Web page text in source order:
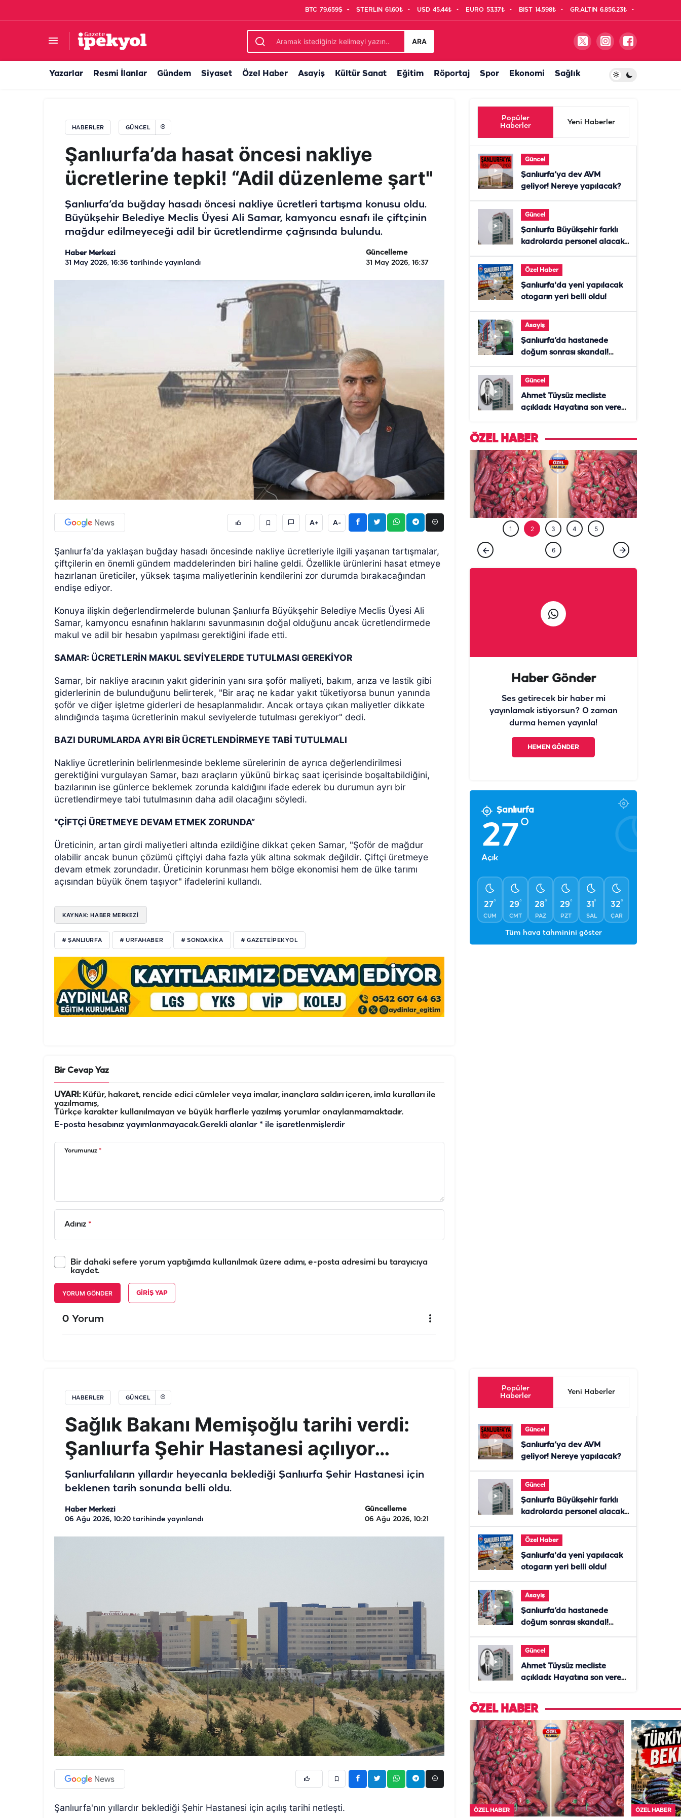
BTC 79.659$ STERLIN 61,60₺ USD 45,44₺ EURO 53,37₺ BIST 14.598₺ GR.ALTIN 6.856,23₺
ARA
Yazarlar Resmi İlanlar Gündem Siyaset Özel Haber Asayiş Kültür Sanat Eğitim Röportaj Spor Ekonomi Sağlık
HABERLER GÜNCEL
Şanlıurfa’da hasat öncesi nakliye
ücretlerine tepki! “Adil düzenleme şart"
Şanlıurfa’da buğday hasadı öncesi nakliye ücretleri tartışma konusu oldu.
Büyükşehir Belediye Meclis Üyesi Ali Samar, kamyoncu esnafı ile çiftçinin
mağdur edilmeyeceği adil bir ücretlendirme çağrısında bulundu.
Haber Merkezi
31 May 2026, 16:36 tarihinde yayınlandı
Güncelleme
31 May 2026, 16:37
A+ A-
Şanlıurfa'da yaklaşan buğday hasadı öncesinde nakliye ücretleriyle ilgili yaşanan tartışmalar,
çiftçilerin en önemli gündem maddelerinden biri haline geldi. Özellikle ürünlerini hasat etmeye
hazırlanan üreticiler, yüksek taşıma maliyetlerinin kendilerini zor durumda bırakacağından
endişe ediyor.
Konuya ilişkin değerlendirmelerde bulunan Şanlıurfa Büyükşehir Belediye Meclis Üyesi Ali
Samar, kamyoncu esnafının haklarını savunmasının doğal olduğunu ancak ücretlendirmede
makul ve adil bir hesabın yapılması gerektiğini ifade etti.
SAMAR: ÜCRETLERİN MAKUL SEVİYELERDE TUTULMASI GEREKİYOR
Samar, bir nakliye aracının yakıt giderinin yanı sıra şoför maliyeti, bakım, arıza ve lastik gibi
giderlerinin de bulunduğunu belirterek, "Bir araç ne kadar yakıt tüketiyorsa bunun yanında
şoför ve diğer işletme giderleri de hesaplanmalıdır. Ancak ortaya çıkan maliyetler dikkate
alındığında taşıma ücretlerinin makul seviyelerde tutulması gerekiyor" dedi.
BAZI DURUMLARDA AYRI BİR ÜCRETLENDİRMEYE TABİ TUTULMALI
Nakliye ücretlerinin belirlenmesinde bekleme sürelerinin de ayrıca değerlendirilmesi
gerektiğini vurgulayan Samar, bazı araçların yükünü birkaç saat içerisinde boşaltabildiğini,
bazılarının ise günlerce beklemek zorunda kaldığını ifade ederek bu durumun ayrı bir
ücretlendirmeye tabi tutulmasının daha adil olacağını söyledi.
“ÇİFTÇİ ÜRETMEYE DEVAM ETMEK ZORUNDA”
Üreticinin, artan girdi maliyetleri altında ezildiğine dikkat çeken Samar, "Şoför de mağdur
olabilir ancak bunun çözümü çiftçiyi daha fazla yük altına sokmak değildir. Çiftçi üretmeye
devam etmek zorundadır. Üreticinin korunması hem bölge ekonomisi hem de ülke tarımı
açısından büyük önem taşıyor" ifadelerini kullandı.
KAYNAK: HABER MERKEZI
# ŞANLIURFA # URFAHABER # SONDAKIKA # GAZETEIPEKYOL
Bir Cevap Yaz
UYARI:Küfür, hakaret, rencide edici cümleler veya imalar, inançlara saldırı içeren, imla kuralları ile
yazılmamış,
Türkçe karakter kullanılmayan ve büyük harflerle yazılmış yorumlar onaylanmamaktadır.
E-posta hesabınız yayımlanmayacak.Gerekli alanlar * ile işaretlenmişlerdir
Yorumunuz *
Adınız *
Bir dahaki sefere yorum yaptığımda kullanılmak üzere adımı, e-posta adresimi bu tarayıcıya
kaydet.
YORUM GÖNDER GIRIŞ YAP
0 Yorum
Popüler
Haberler
Yeni Haberler
Güncel
Şanlıurfa’ya dev AVM
geliyor! Nereye yapılacak?
Güncel
Şanlıurfa Büyükşehir farklı
kadrolarda personel alacak!
Özel Haber
Şanlıurfa'da yeni yapılacak
otogarın yeri belli oldu!
Asayiş
Şanlıurfa’da hastanede
doğum sonrası skandal!
Güncel
Ahmet Tüysüz mecliste
açıkladı: Hayatına son veren
ÖZEL HABER
ÖZEL HABER ÖZEL HABER
Urfalılara kötü haber: Acısı yetmedi, fiyatı
1 2 3 4 5
6
Haber Gönder
Ses getirecek bir haber mi
yayınlamak istiyorsun? O zaman
durma hemen yayınla!
HEMEN GÖNDER
Şanlıurfa
27°
Açık
27°
CUM
29°
CMT
28°
PAZ
29°
PZT
31°
SAL
32°
ÇAR
Tüm hava tahminini göster
HABERLER GÜNCEL
Sağlık Bakanı Memişoğlu tarihi verdi:
Şanlıurfa Şehir Hastanesi açılıyor…
Şanlıurfalıların yıllardır heyecanla beklediği Şanlıurfa Şehir Hastanesi için
beklenen tarih sonunda belli oldu.
Haber Merkezi
06 Ağu 2026, 10:20 tarihinde yayınlandı
Güncelleme
06 Ağu 2026, 10:21
Şanlıurfa'nın yıllardır beklediği Şehir Hastanesi için açılış tarihi netleşti.
Sağlık Bakanı Memişoğlu tarihi verdi: Şanlıurfa Şehir Hastanesi açılıyor…
Popüler
Haberler
Yeni Haberler
Güncel
Şanlıurfa’ya dev AVM
geliyor! Nereye yapılacak?
Güncel
Şanlıurfa Büyükşehir farklı
kadrolarda personel alacak!
Özel Haber
Şanlıurfa'da yeni yapılacak
otogarın yeri belli oldu!
Asayiş
Şanlıurfa’da hastanede
doğum sonrası skandal!
Güncel
Ahmet Tüysüz mecliste
açıkladı: Hayatına son veren
ÖZEL HABER
ÖZEL HABER ÖZEL HABER